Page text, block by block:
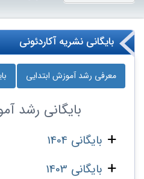
بایگانی نشریه آکاردئونی
معرفی رشد آموزش ابتدایی
بایگانی رشد
بایگانی 1404
بایگانی 1403